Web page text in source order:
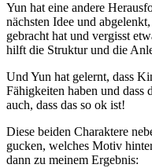
Yun hat eine andere
nächsten Idee und
gebracht hat und vergisst
hilft die Struktur und die
Und Yun hat gelernt, dass
Fähigkeiten haben und dass
auch, dass das so ok ist!
Diese beiden Charaktere
gucken, welches Motiv
dann zu meinem Ergebnis: